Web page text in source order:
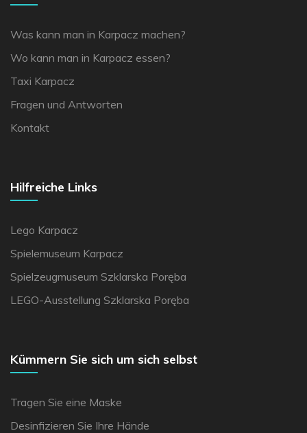
Was kann man in Karpacz machen?
Wo kann man in Karpacz essen?
Taxi Karpacz
Fragen und Antworten
Kontakt
Hilfreiche Links
Lego Karpacz
Spielemuseum Karpacz
Spielzeugmuseum Szklarska Poręba
LEGO-Ausstellung Szklarska Poręba
Kümmern Sie sich um sich selbst
Tragen Sie eine Maske
Desinfizieren Sie Ihre Hände